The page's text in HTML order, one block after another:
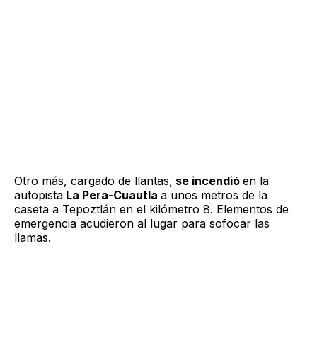
Otro más, cargado de llantas, se incendió en la
autopista La Pera-Cuautla a unos metros de la
caseta a Tepoztlán en el kilómetro 8. Elementos de
emergencia acudieron al lugar para sofocar las
llamas.